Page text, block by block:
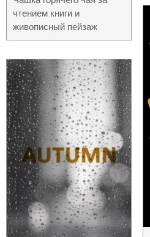
чтением книги и
живописный пейзаж